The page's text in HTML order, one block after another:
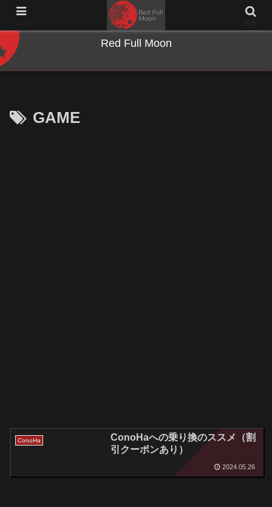
NWとキーボードのジャンク沼に沈む夜
Red Full Moon
GAME
ConoHa
ConoHaへの乗り換のススメ（割
引クーポンあり）
2024.05.26